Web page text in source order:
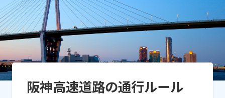
阪神高速道路の通行ルール